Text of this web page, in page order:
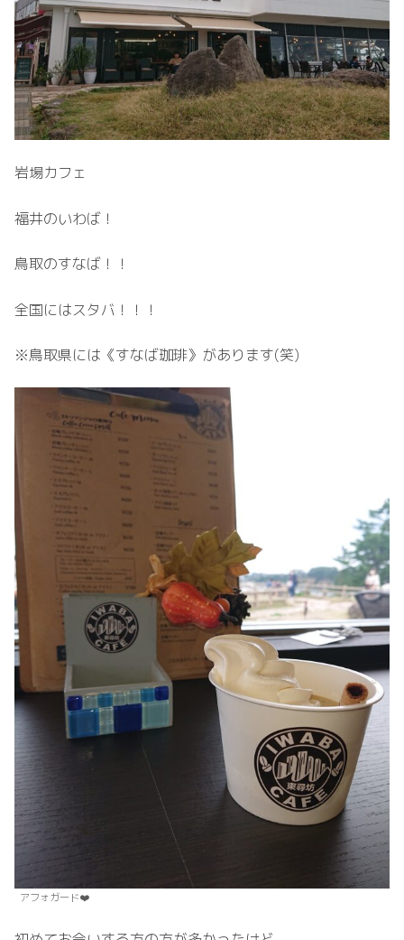
岩場カフェ
福井のいわば！
鳥取のすなば！！
全国にはスタバ！！！
※鳥取県には《すなば珈琲》があります(笑)
アフォガード❤️